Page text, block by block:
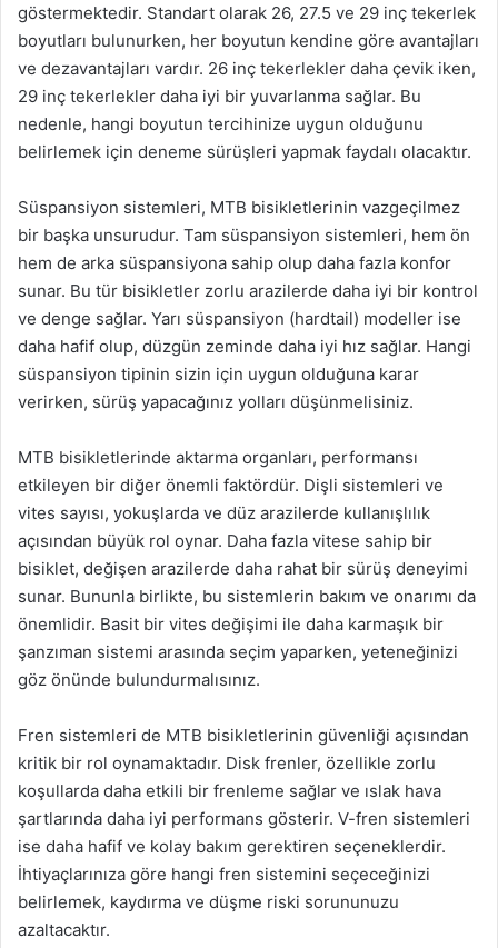
göstermektedir. Standart olarak 26, 27.5 ve 29 inç tekerlek
boyutları bulunurken, her boyutun kendine göre avantajları
ve dezavantajları vardır. 26 inç tekerlekler daha çevik iken,
29 inç tekerlekler daha iyi bir yuvarlanma sağlar. Bu
nedenle, hangi boyutun tercihinize uygun olduğunu
belirlemek için deneme sürüşleri yapmak faydalı olacaktır.
Süspansiyon sistemleri, MTB bisikletlerinin vazgeçilmez
bir başka unsurudur. Tam süspansiyon sistemleri, hem ön
hem de arka süspansiyona sahip olup daha fazla konfor
sunar. Bu tür bisikletler zorlu arazilerde daha iyi bir kontrol
ve denge sağlar. Yarı süspansiyon (hardtail) modeller ise
daha hafif olup, düzgün zeminde daha iyi hız sağlar. Hangi
süspansiyon tipinin sizin için uygun olduğuna karar
verirken, sürüş yapacağınız yolları düşünmelisiniz.
MTB bisikletlerinde aktarma organları, performansı
etkileyen bir diğer önemli faktördür. Dişli sistemleri ve
vites sayısı, yokuşlarda ve düz arazilerde kullanışlılık
açısından büyük rol oynar. Daha fazla vitese sahip bir
bisiklet, değişen arazilerde daha rahat bir sürüş deneyimi
sunar. Bununla birlikte, bu sistemlerin bakım ve onarımı da
önemlidir. Basit bir vites değişimi ile daha karmaşık bir
şanzıman sistemi arasında seçim yaparken, yeteneğinizi
göz önünde bulundurmalısınız.
Fren sistemleri de MTB bisikletlerinin güvenliği açısından
kritik bir rol oynamaktadır. Disk frenler, özellikle zorlu
koşullarda daha etkili bir frenleme sağlar ve ıslak hava
şartlarında daha iyi performans gösterir. V-fren sistemleri
ise daha hafif ve kolay bakım gerektiren seçeneklerdir.
İhtiyaçlarınıza göre hangi fren sistemini seçeceğinizi
belirlemek, kaydırma ve düşme riski sorununuzu
azaltacaktır.